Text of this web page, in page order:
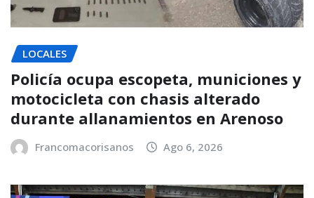
LOCALES
Policía ocupa escopeta, municiones y
motocicleta con chasis alterado
durante allanamientos en Arenoso
Francomacorisanos Ago 6, 2026